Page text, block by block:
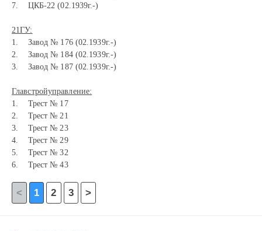
7. ЦКБ-22 (02.1939г.-)
21ГУ:
1. Завод № 176 (02.1939г.-)
2. Завод № 184 (02.1939г.-)
3. Завод № 187 (02.1939г.-)
Главстройуправление:
1. Трест № 17
2. Трест № 21
3. Трест № 23
4. Трест № 29
5. Трест № 32
6. Трест № 43
< 1 2 3 >